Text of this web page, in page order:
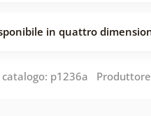
in quattro
catalogo: p1236a